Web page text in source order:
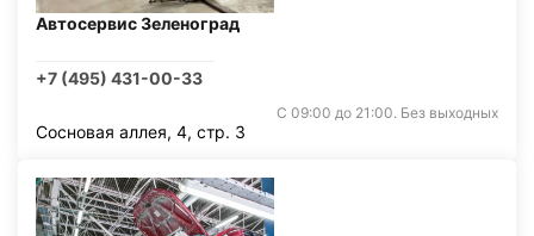
Автосервис Зеленоград
+7 (495) 431-00-33
С 09:00 до 21:00. Без выходных
Сосновая аллея, 4, стр. 3